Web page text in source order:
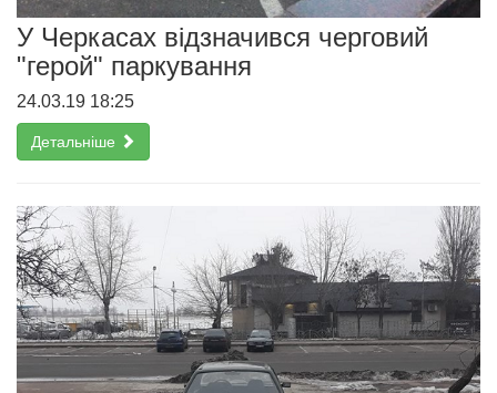
У Черкасах відзначився черговий
"герой" паркування
24.03.19 18:25
Детальніше